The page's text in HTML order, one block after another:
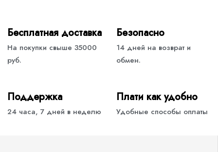
Бесплатная доставка
На покупки свыше 35000
руб.
Безопасно
14 дней на возврат и
обмен.
Поддержка
24 часа, 7 дней в неделю
Плати как удобно
Удобные способы оплаты